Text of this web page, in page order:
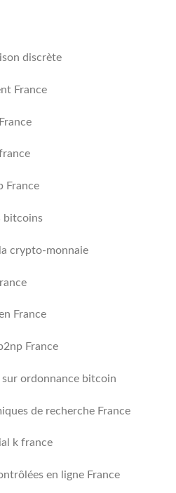
discrète
France
France
bitcoins
crypto-monnaie
France
France
ordonnance bitcoin
de recherche France
k france
en ligne France